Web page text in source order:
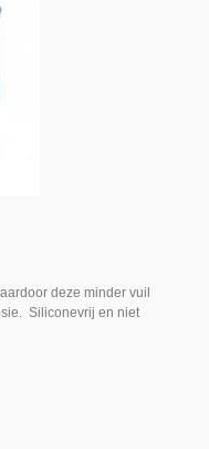
deze minder vuil
Siliconevrij en niet